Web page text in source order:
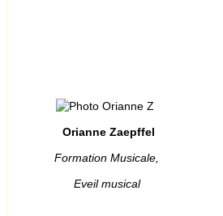
Orianne Zaepffel
Formation Musicale,
Eveil musical